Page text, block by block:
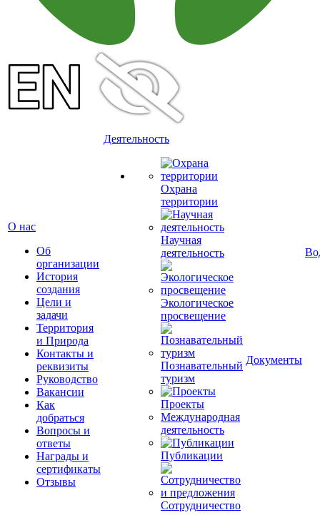
О нас
Об
организации
История
создания
Цели и
задачи
Территория
и Природа
Контакты и
реквизиты
Руководство
Вакансии
Как
добраться
Вопросы и
ответы
Награды и
сертификаты
Отзывы
Деятельность
Охрана
территории
Научная
деятельность
Экологическое
просвещение
Познавательный
туризм
Проекты
Международная
деятельность
Публикации
Сотрудничество
Документы